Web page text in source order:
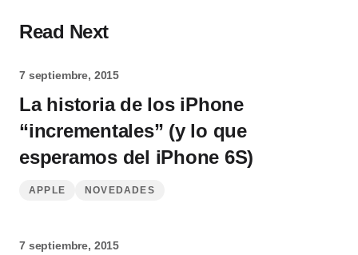
Read Next
7 septiembre, 2015
La historia de los iPhone
“incrementales” (y lo que
esperamos del iPhone 6S)
APPLE NOVEDADES
7 septiembre, 2015